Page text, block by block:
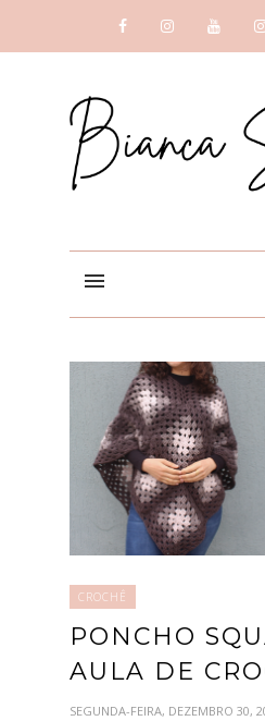
CROCHÊ
PONCHO
AULA DE
SEGUNDA-FEIRA, DEZEMBRO 30,